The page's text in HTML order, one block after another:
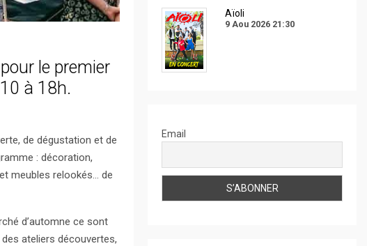
le premier
à 18h.
de dégustation et de
: décoration,
meubles relookés… de
d’automne ce sont
ateliers découvertes,
Aïoli
9 Aou 2026 21:30
Email